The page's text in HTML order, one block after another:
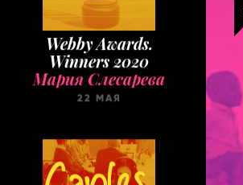
Webby Awards.
Winners 2020
Мария Слесарева
22 МАЯ